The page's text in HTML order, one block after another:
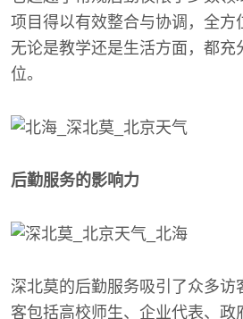
项目得以有效整合与协调，全方
无论是教学还是生活方面，都充
位。
后勤服务的影响力
深北莫的后勤服务吸引了众多访
客包括高校师生、企业代表、政